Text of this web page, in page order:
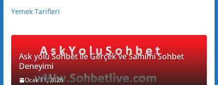
Yemek Tarifleri
Ask yolu Sohbet ile Gerçek ve Samimi Sohbet
Deneyimi
Ocak 11, 2026